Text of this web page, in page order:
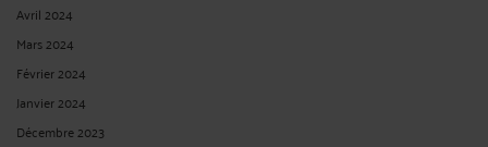
Avril 2024
Mars 2024
Février 2024
Janvier 2024
Décembre 2023